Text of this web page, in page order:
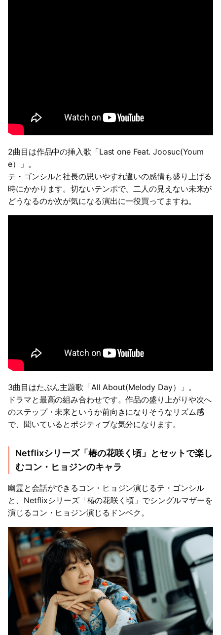
2曲目は作品中の挿入歌「Last one Feat. Joosuc(Youm
e）」。
テ・ゴンシルと社長の思いやすれ違いの感情も盛り上げる
時にかかります。切ないテンポで、二人の見えない未来が
どうなるのか次が気になる演出に一役買ってますね。
3曲目はたぶん主題歌「All About(Melody Day）」。
ドラマと最高の組み合わせです。作品の盛り上がりや次へ
のステップ・未来というか前向きになりそうなリズム感
で、聞いているとポジティブな気分になります。
Netflixシリーズ「椿の花咲く頃」とセットで楽し
むコン・ヒョジンのキャラ
幽霊と会話ができるコン・ヒョジン演じるテ・ゴンシル
と、Netflixシリーズ「椿の花咲く頃」でシングルマザーを
演じるコン・ヒョジン演じるドンベク。